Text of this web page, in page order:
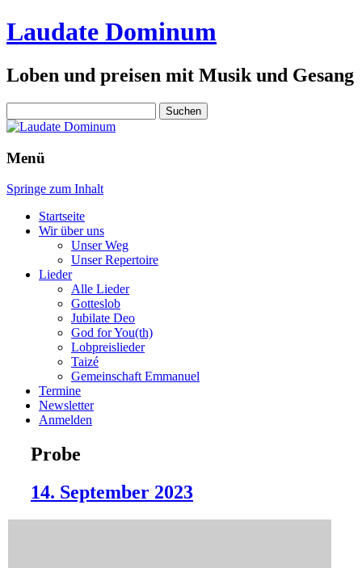
Laudate Dominum
Loben und preisen mit Musik und Gesang
nach:
Menü
Springe zum Inhalt
Startseite
Wir über uns
Unser Weg
Unser Repertoire
Lieder
Alle Lieder
Gotteslob
Jubilate Deo
God for You(th)
Lobpreislieder
Taizé
Gemeinschaft Emmanuel
Termine
Newsletter
Anmelden
Probe
14. September 2023